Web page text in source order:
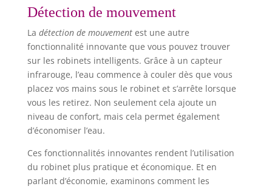
Détection de mouvement
La détection de mouvementest une autre
fonctionnalité innovante que vous pouvez trouver
sur les robinets intelligents. Grâce à un capteur
infrarouge, l’eau commence à couler dès que vous
placez vos mains sous le robinet et s’arrête lorsque
vous les retirez. Non seulement cela ajoute un
niveau de confort, mais cela permet également
d’économiser l’eau.
Ces fonctionnalités innovantes rendent l’utilisation
du robinet plus pratique et économique. Et en
parlant d’économie, examinons comment les